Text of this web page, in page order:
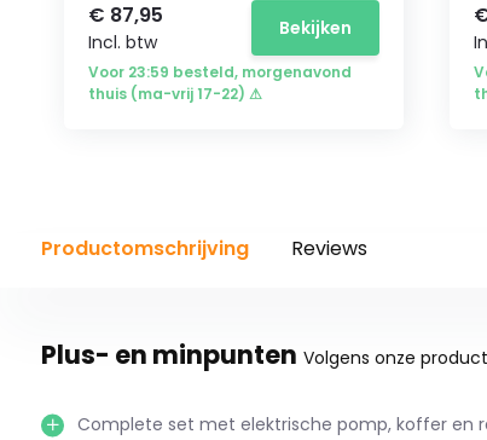
€ 87,95
Incl. btw
Bekijken
Voor 23:59 besteld, morgenavond
thuis (ma-vrij 17-22) ⚠
Productomschrijving Reviews
Plus- en minpunten Volgens onze
Complete set met elektrische pomp, koffer en